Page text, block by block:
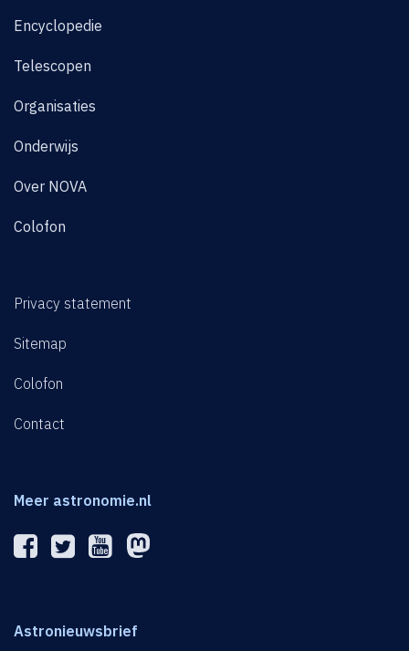
Encyclopedie
Telescopen
Organisaties
Onderwijs
Over NOVA
Colofon
Privacy statement
Sitemap
Colofon
Contact
Meer astronomie.nl
Astronieuwsbrief